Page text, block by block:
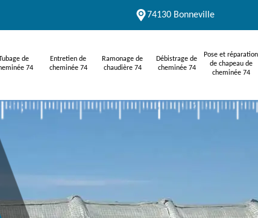
74130 Bonneville
de
74
Entretien de
cheminée 74
Ramonage de
chaudière 74
Débistrage de
cheminée 74
Pose et réparation
de chapeau de
cheminée 74